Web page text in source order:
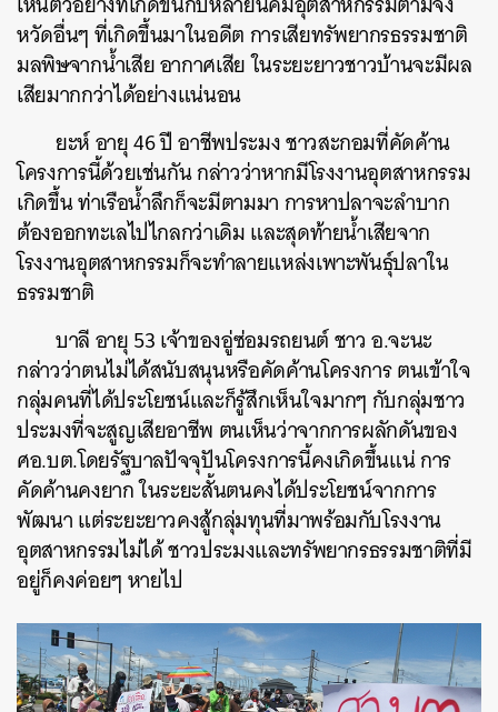
หวัดอื่นๆ ที่เกิดขึ้นมาในอดีตการเสียทรัพยากรธรรมชาติ
มลพิษจากน้ำเสีย อากาศเสีย ในระยะยาวชาวบ้านจะมีผล
เสียมากกว่าได้อย่างแน่นอน
ยะห์ อายุ 46 ปี อาชีพประมง ชาวสะกอมที่คัดค้าน
โครงการนี้ด้วยเช่นกัน กล่าวว่าหากมีโรงงานอุตสาหกรรม
เกิดขึ้น ท่าเรือน้ำลึกก็จะมีตามมา การหาปลาจะลำบาก
ต้องออกทะเลไปไกลกว่าเดิม และสุดท้ายน้ำเสียจาก
โรงงานอุตสาหกรรมก็จะทำลายแหล่งเพาะพันธุ์ปลาใน
ธรรมชาติ
บาลี อายุ 53 เจ้าของอู่ซ่อมรถยนต์ ชาว อ.จะนะ
กล่าวว่าตนไม่ได้สนับสนุนหรือคัดค้านโครงการ ตนเข้าใจ
กลุ่มคนที่ได้ประโยชน์และก็รู้สึกเห็นใจมากๆ กับกลุ่มชาว
ประมงที่จะสูญเสียอาชีพ ตนเห็นว่าจากการผลักดันของ
ศอ.บต.โดยรัฐบาลปัจจุปันโครงการนี้คงเกิดขึ้นแน่ การ
คัดค้านคงยาก ในระยะสั้นตนคงได้ประโยชน์จากการ
พัฒนา แต่ระยะยาวคงสู้กลุ่มทุนที่มาพร้อมกับโรงงาน
อุตสาหกรรมไม่ได้ ชาวประมงและทรัพยากรธรรมชาติที่มี
อยู่ก็คงค่อยๆ หายไป
SHARE TWEET LINE EMAIL